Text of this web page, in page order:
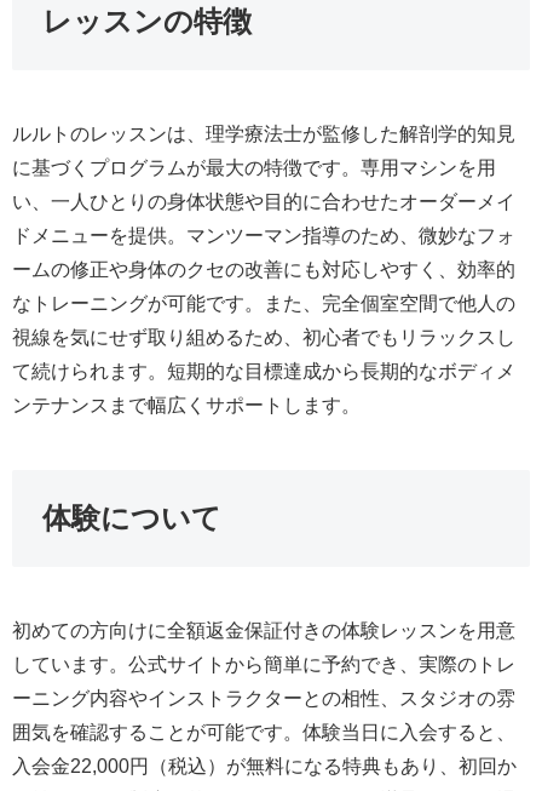
レッスンの特徴
ルルトのレッスンは、理学療法士が監修した解剖学的知見
に基づくプログラムが最大の特徴です。専用マシンを用
い、一人ひとりの身体状態や目的に合わせたオーダーメイ
ドメニューを提供。マンツーマン指導のため、微妙なフォ
ームの修正や身体のクセの改善にも対応しやすく、効率的
なトレーニングが可能です。また、完全個室空間で他人の
視線を気にせず取り組めるため、初心者でもリラックスし
て続けられます。短期的な目標達成から長期的なボディメ
ンテナンスまで幅広くサポートします。
体験について
初めての方向けに全額返金保証付きの体験レッスンを用意
しています。公式サイトから簡単に予約でき、実際のトレ
ーニング内容やインストラクターとの相性、スタジオの雰
囲気を確認することが可能です。体験当日に入会すると、
入会金22,000円（税込）が無料になる特典もあり、初回か